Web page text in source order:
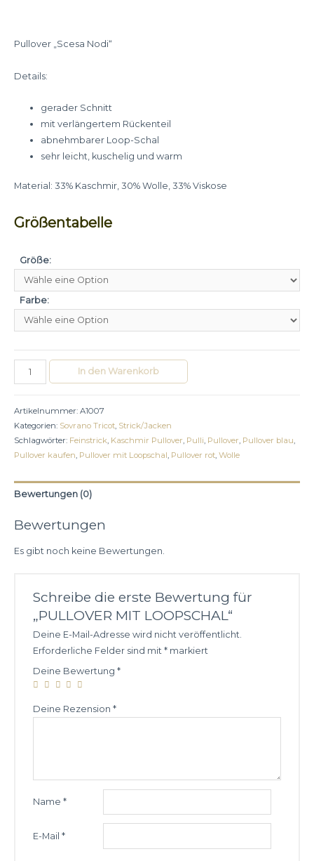
Pullover „Scesa Nodi“
Details:
gerader Schnitt
mit verlängertem Rückenteil
abnehmbarer Loop-Schal
sehr leicht, kuschelig und warm
Material: 33% Kaschmir, 30% Wolle, 33% Viskose
Größentabelle
Größe:
Farbe:
PULLOVER
MIT
Menge
In den Warenkorb
Artikelnummer: A1007
Kategorien: Sovrano Tricot, Strick/Jacken
Schlagwörter: Feinstrick Kaschmir Pullover Pulli Pullover Pullover blau
Pullover kaufen Pullover mit Loopschal Pullover rot, Wolle
Bewertungen (0)
Bewertungen
Es gibt noch keine Bewertungen.
Schreibe die erste Bewertung für
„PULLOVER MIT LOOPSCHAL“
Deine E-Mail-Adresse wird nicht veröffentlicht.
Erforderliche Felder sind mit* markiert
Deine Bewertung*
Deine Rezension*
Name*
E-Mail*